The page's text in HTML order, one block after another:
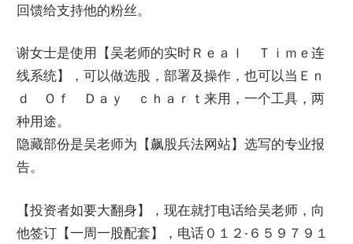
回馈给支持他的粉丝。
谢女士是使用【吴老师的实时Ｒｅａｌ Ｔｉｍｅ连
线系统】，可以做选股，部署及操作，也可以当Ｅｎ
ｄ Ｏｆ Ｄａｙ ｃｈａｒｔ来用，一个工具，两
种用途。
隐藏部份是吴老师为【飙股兵法网站】选写的专业报
告。
【投资者如要大翻身】，现在就打电话给吴老师，向
他签订【一周一股配套】，电话０１２-６５９７９１